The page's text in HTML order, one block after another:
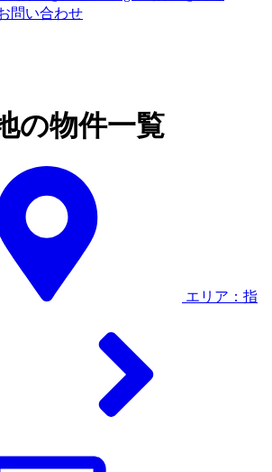
問い合わせ
の物件一覧
エリア：指